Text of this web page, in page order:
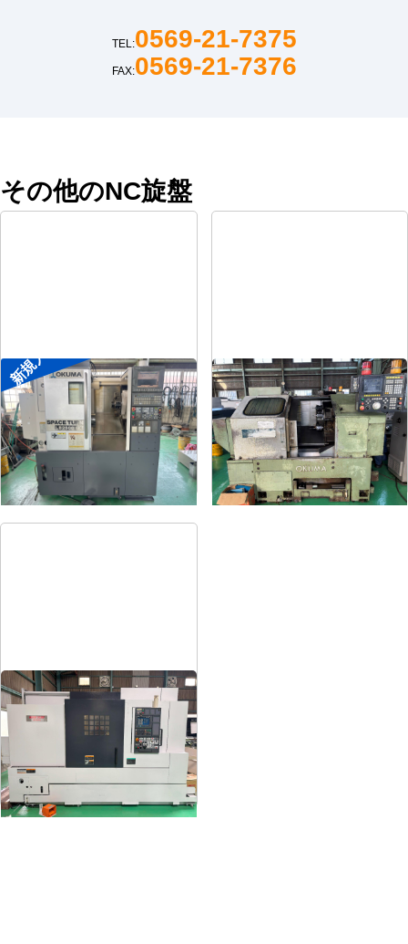
TEL:0569-21-7375
FAX:0569-21-7376
その他のNC旋盤
新規入荷
8″NC旋盤
メーカー オークマ
形 式LB2500EX
年 式
8″NC旋盤
メーカー オークマ
形 式 LB-12
年 式1989
12″NC旋盤
森精機
NL3000/700
年 式2006